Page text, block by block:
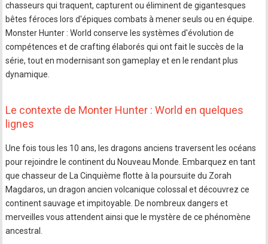
chasseurs qui traquent, capturent ou éliminent de gigantesques
bêtes féroces lors d'épiques combats à mener seuls ou en équipe.
Monster Hunter : World conserve les systèmes d'évolution de
compétences et de crafting élaborés qui ont fait le succès de la
série, tout en modernisant son gameplay et en le rendant plus
dynamique.
Le contexte de Monter Hunter : World en quelques
lignes
Une fois tous les 10 ans, les dragons anciens traversent les océans
pour rejoindre le continent du Nouveau Monde. Embarquez en tant
que chasseur de La Cinquième flotte à la poursuite du Zorah
Magdaros, un dragon ancien volcanique colossal et découvrez ce
continent sauvage et impitoyable. De nombreux dangers et
merveilles vous attendent ainsi que le mystère de ce phénomène
ancestral.